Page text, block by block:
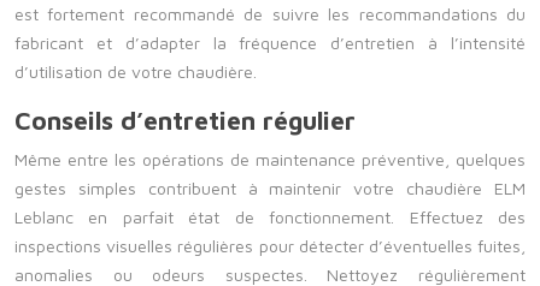
est fortement recommandé de suivre les recommandations du
fabricant et d’adapter la fréquence d’entretien à l’intensité
d’utilisation de votre chaudière.
Conseils d’entretien régulier
Même entre les opérations de maintenance préventive, quelques
gestes simples contribuent à maintenir votre chaudière ELM
Leblanc en parfait état de fonctionnement. Effectuez des
inspections visuelles régulières pour détecter d’éventuelles fuites,
anomalies ou odeurs suspectes. Nettoyez régulièrement